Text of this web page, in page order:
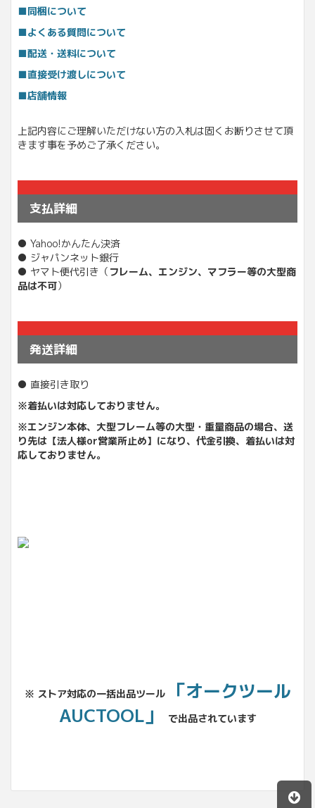
■同梱について
■よくある質問について
■配送・送料について
■直接受け渡しについて
■店舗情報
上記内容にご理解いただけない方の入札は固くお断りさせて頂
きます事を予めご了承ください。
支払詳細
● Yahoo!かんたん決済
● ジャパンネット銀行
● ヤマト便代引き（ フレーム、エンジン、マフラー等の大型商
品は不可）
発送詳細
● 直接引き取り
※着払いは対応しておりません。
※エンジン本体、大型フレーム等の大型・重量商品の場合、送
り先は【法人様or営業所止め】になり、 代金引換、着払いは対
応しておりません。
※ ストア対応の一括出品ツール
「オークツール
AUCTOOL」
で出品されています